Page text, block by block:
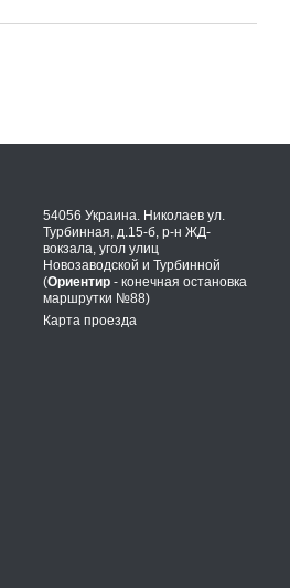
54056 Украина. Николаев ул.
Турбинная, д.15-б, р-н ЖД-
вокзала, угол улиц
Новозаводской и Турбинной
(Ориентир - конечная остановка
маршрутки №88)
Карта проезда